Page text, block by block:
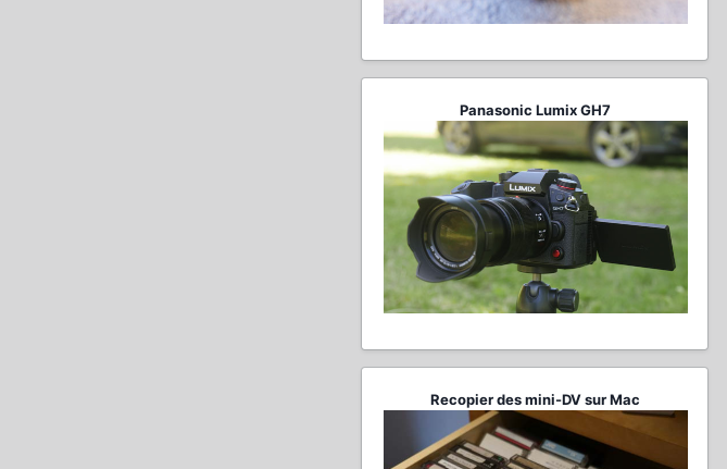
Panasonic Lumix GH7
Recopier des mini-DV sur Mac